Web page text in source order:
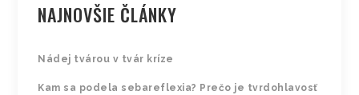
NAJNOVŠIE ČLÁNKY
Nádej tvárou v tvár kríze
Kam sa podela sebareflexia? Prečo je tvrdohlavosť